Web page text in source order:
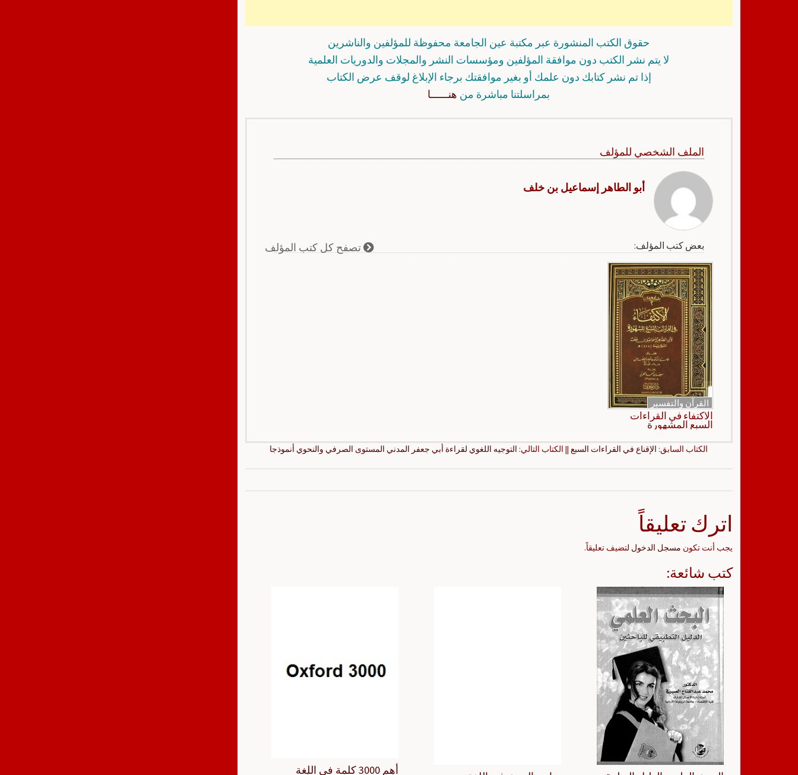
حقوق الكتب المنشورة عبر مكتبة عين الجامعة محفوظة للمؤلفين والناشرين
لا يتم نشر الكتب دون موافقة المؤلفين ومؤسسات النشر والمجلات والدوريات العلمية
إذا تم نشر كتابك دون علمك أو بغير موافقتك برجاء الإبلاغ لوقف عرض الكتاب
بمراسلتنا مباشرة من هنــــــا
الملف الشخصي للمؤلف
أبو الطاهر إسماعيل بن خلف
بعض كتب المؤلف: تصفح كل كتب المؤلف
القرآن والتفسير
الاكتفاء في القراءات
السبع المشهورة
الكتاب السابق: الإقناع في القراءات السبع|| الكتاب التالي: التوجيه اللغوي لقراءة أبي جعفر المدني المستوى الصرفي والنحوي أنموذجا
اترك تعليقاً
يجب أنت تكون مسجل الدخول لتضيف تعليقاً.
كتب شائعة:
أهم 3000 كلمة في اللغة